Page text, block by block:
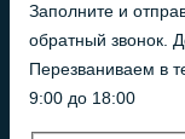
Заполните и
обратный звонок.
Перезваниваем в
9:00 до 18:00